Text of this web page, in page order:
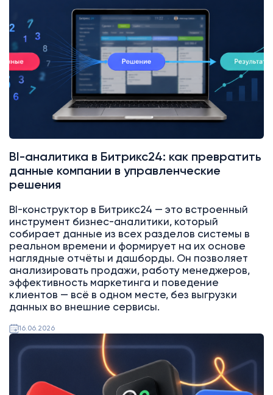
BI-аналитика в Битрикс24: как превратить
данные компании в управленческие
решения
BI-конструктор в Битрикс24 — это встроенный
инструмент бизнес-аналитики, который
собирает данные из всех разделов системы в
реальном времени и формирует на их основе
наглядные отчёты и дашборды. Он позволяет
анализировать продажи, работу менеджеров,
эффективность маркетинга и поведение
клиентов — всё в одном месте, без выгрузки
данных во внешние сервисы.
16.06.2026
Битрикс24